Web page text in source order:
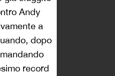
Andy
a
dopo
record